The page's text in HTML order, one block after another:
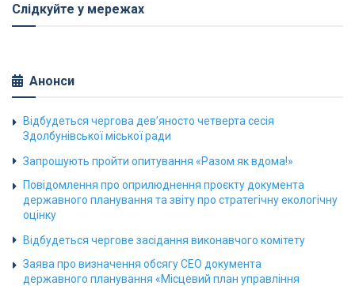
Слідкуйте у мережах
Анонси
Відбудеться чергова дев’яносто четверта сесія
Здолбунівської міської ради
Запрошують пройти опитування «Разом як вдома!»
Повідомлення про оприлюднення проєкту документа
державного планування та звіту про стратегічну екологічну
оцінку
Відбудеться чергове засідання виконавчого комітету
Заява про визначення обсягу СЕО документа
державного планування «Місцевий план управління